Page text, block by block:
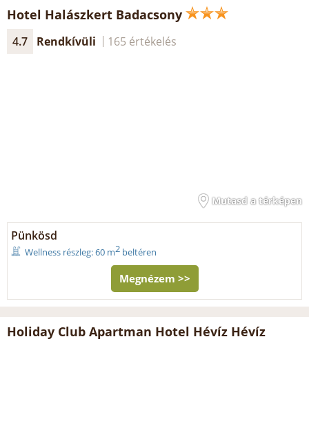
Hotel Halászkert Badacsony
4.7 Rendkívüli 165 értékelés
Mutasd a térképen
Pünkösd
Wellness részleg: 60 m2 beltéren
Megnézem >>
Holiday Club Apartman Hotel Hévíz Hévíz